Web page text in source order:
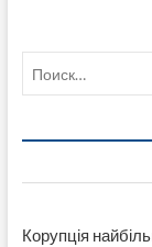
Корупція